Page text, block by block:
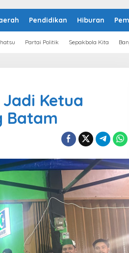
Pendidikan Hiburan
Partai Politik Sepakbola Kita
Ketua
Batam